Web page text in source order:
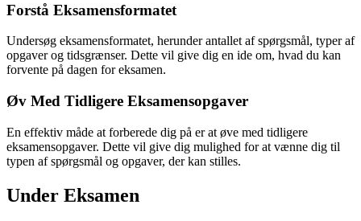
Forstå Eksamensformatet
Undersøg eksamensformatet, herunder antallet af spørgsmål, typer af
opgaver og tidsgrænser. Dette vil give dig en ide om, hvad du kan
forvente på dagen for eksamen.
Øv Med Tidligere Eksamensopgaver
En effektiv måde at forberede dig på er at øve med tidligere
eksamensopgaver. Dette vil give dig mulighed for at vænne dig til
typen af spørgsmål og opgaver, der kan stilles.
Under Eksamen